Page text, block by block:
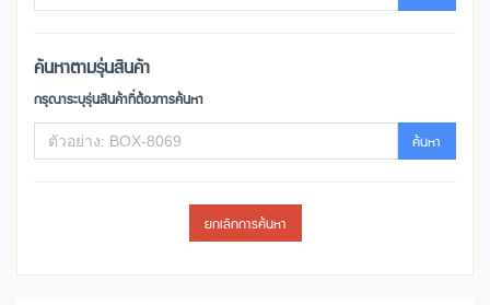
ค้นหาตามรุ่นสินค้า
กรุณาระบุรุ่นสินค้าที่ต้องการค้นหา
ค้นหา
ยกเลิกการค้นหา